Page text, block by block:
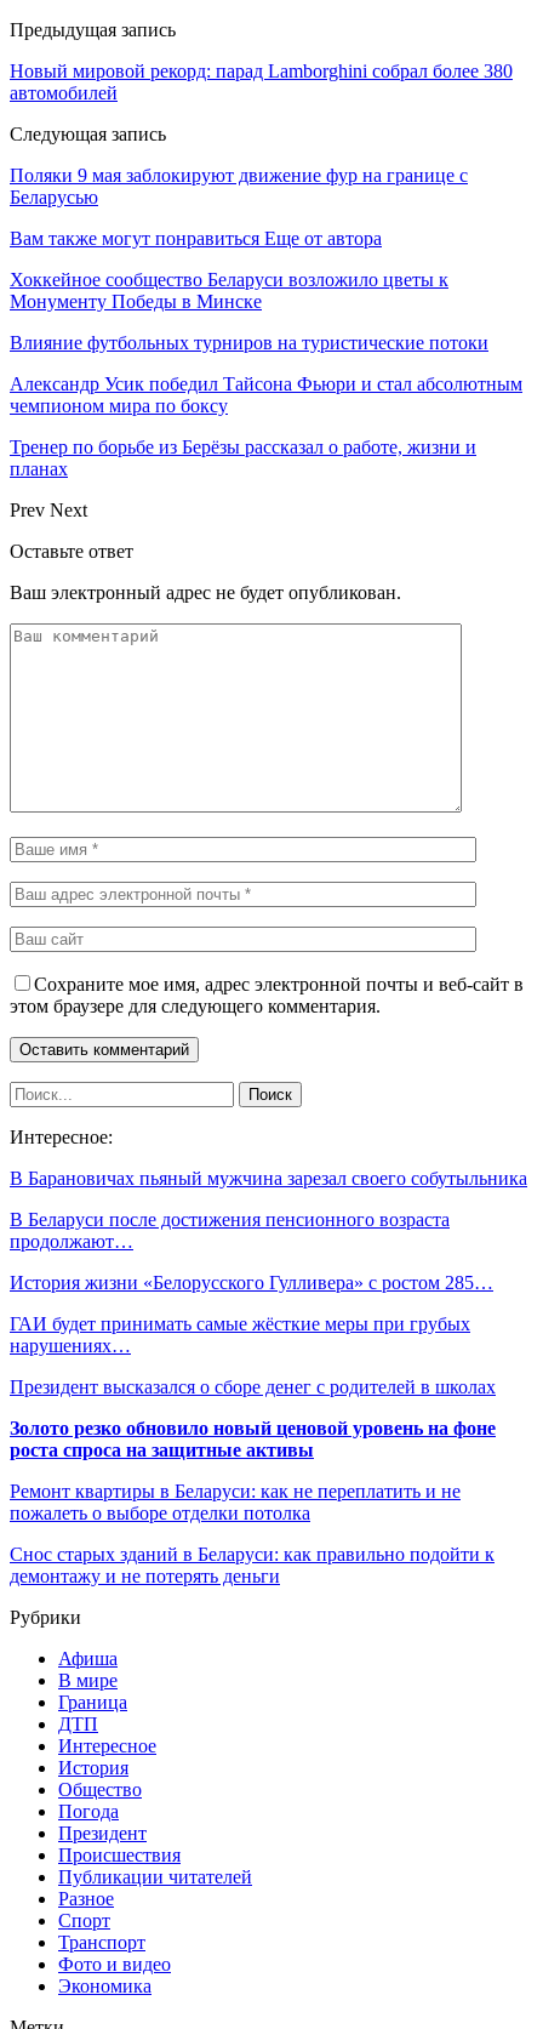
Предыдущая запись
Новый мировой рекорд: парад Lamborghini собрал более 380
автомобилей
Следующая запись
Поляки 9 мая заблокируют движение фур на границе с
Беларусью
Вам также могут понравиться Еще от автора
Хоккейное сообщество Беларуси возложило цветы к
Монументу Победы в Минске
Влияние футбольных турниров на туристические потоки
Александр Усик победил Тайсона Фьюри и стал абсолютным
чемпионом мира по боксу
Тренер по борьбе из Берёзы рассказал о работе, жизни и
планах
Prev Next
Оставьте ответ
Ваш электронный адрес не будет опубликован.
Сохраните мое имя, адрес электронной почты и веб-сайт в
этом браузере для следующего комментария.
Интересное:
В Барановичах пьяный мужчина зарезал своего собутыльника
В Беларуси после достижения пенсионного возраста
продолжают…
История жизни «Белорусского Гулливера» с ростом 285…
ГАИ будет принимать самые жёсткие меры при грубых
нарушениях…
Президент высказался о сборе денег с родителей в школах
Золото резко обновило новый ценовой уровень на фоне
роста спроса на защитные активы
Ремонт квартиры в Беларуси: как не переплатить и не
пожалеть о выборе отделки потолка
Снос старых зданий в Беларуси: как правильно подойти к
демонтажу и не потерять деньги
Рубрики
Афиша
В мире
Граница
ДТП
Интересное
История
Общество
Погода
Президент
Происшествия
Публикации читателей
Разное
Спорт
Транспорт
Фото и видео
Экономика